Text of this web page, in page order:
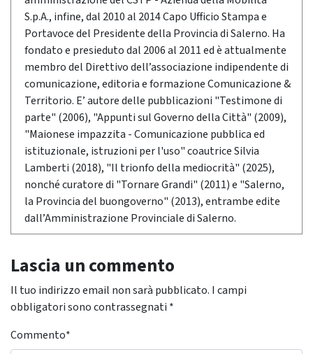
S.p.A., infine, dal 2010 al 2014 Capo Ufficio Stampa e
Portavoce del Presidente della Provincia di Salerno. Ha
fondato e presieduto dal 2006 al 2011 ed è attualmente
membro del Direttivo dell’associazione indipendente di
comunicazione, editoria e formazione Comunicazione &
Territorio. E’ autore delle pubblicazioni "Testimone di
parte" (2006), "Appunti sul Governo della Città" (2009),
"Maionese impazzita - Comunicazione pubblica ed
istituzionale, istruzioni per l'uso" coautrice Silvia
Lamberti (2018), "Il trionfo della mediocrità" (2025),
nonché curatore di "Tornare Grandi" (2011) e "Salerno,
la Provincia del buongoverno" (2013), entrambe edite
dall’Amministrazione Provinciale di Salerno.
Lascia un commento
Il tuo indirizzo email non sarà pubblicato. I campi
obbligatori sono contrassegnati *
Commento*